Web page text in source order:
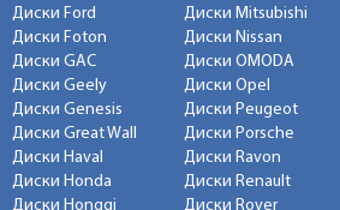
Диски Ford
Диски Foton
Диски GAC
Диски Geely
Диски Genesis
Диски Great Wall
Диски Haval
Диски Honda
Диски Hongqi
Диски Mitsubishi
Диски Nissan
Диски OMODA
Диски Opel
Диски Peugeot
Диски Porsche
Диски Ravon
Диски Renault
Диски Rover